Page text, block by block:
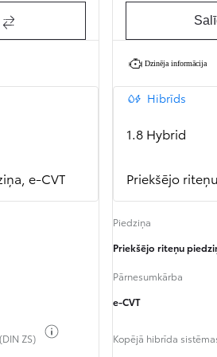
e-CVT
ZS)
Dzinēja informācija
Hibrīds
1.8 Hybrid
Priekšējo
Piedziņa
Priekšējo riteņu
Pārnesumkārba
e-CVT
Kopējā hibrīda